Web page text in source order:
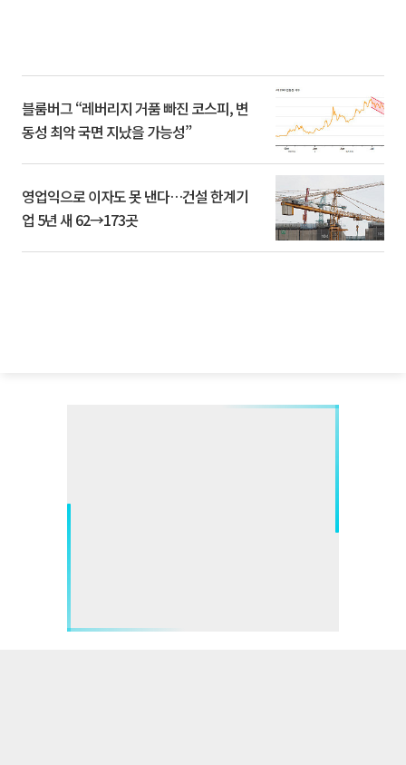
블룸버그 “레버리지 거품 빠진 코스피, 변
동성 최악 국면 지났을 가능성”
영업익으로 이자도 못 낸다…건설 한계기
업 5년 새 62→173곳